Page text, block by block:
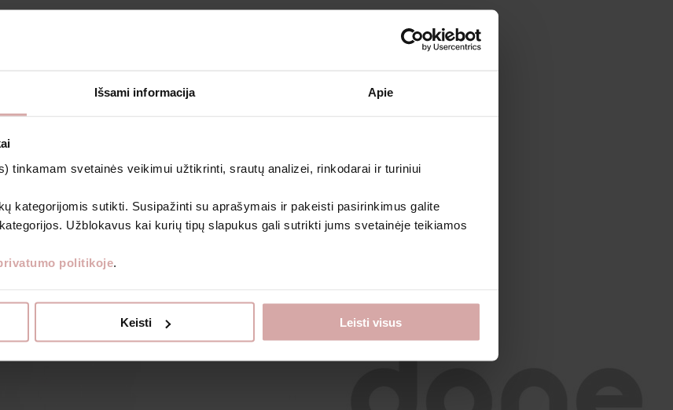
Išsami informacija Apie
tinkamam svetainės veikimui užtikrinti, srautų analizei, rinkodarai ir turiniui
kategorijomis sutikti. Susipažinti su aprašymais ir pakeisti pasirinkimus galite
Užblokavus kai kurių tipų slapukus gali sutrikti jums svetainėje teikiamos
politikoje.
Keisti Leisti visus
Romperi un kombinezoni
Grāmatas bērniem
Par Avietė
naujienlaiškius ir kitą informaciją nurodytu el. paštu.
kaip tvarkome duomenis, skaitykite Privatumo politikoje.